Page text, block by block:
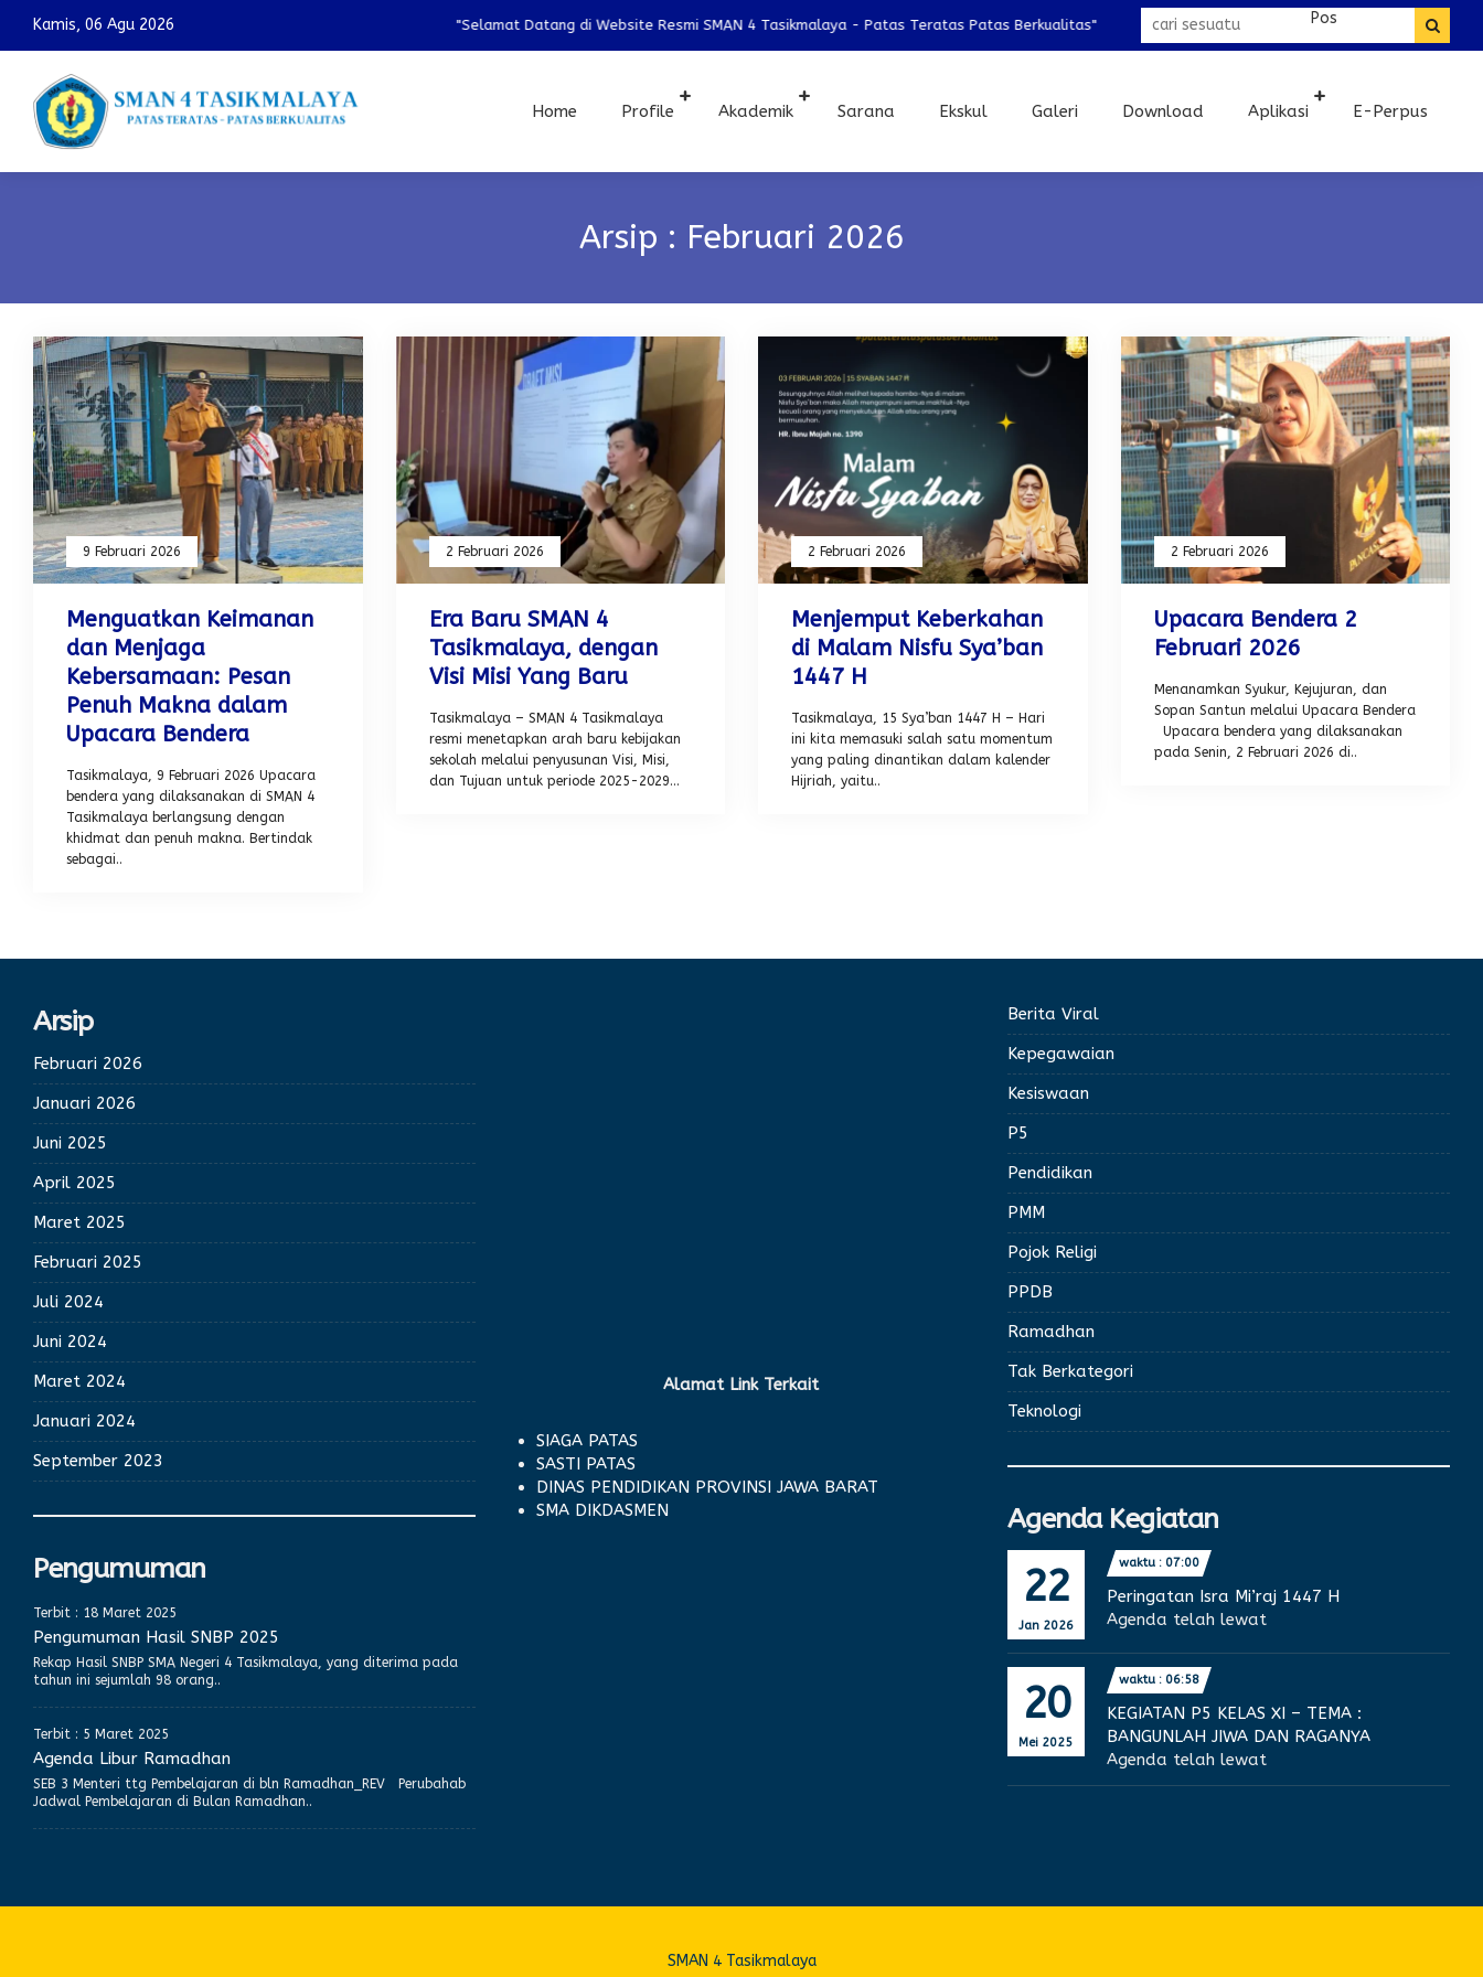
Kamis, 06 Agu 2026 "Selamat Datang di Website Resmi SMAN 4 Tasikmalaya - Patas Teratas Patas Berkualitas"
Home Profile Akademik Sarana Ekskul Galeri Download Aplikasi E-Perpus
Arsip : Februari 2026
9 Februari 2026
Menguatkan Keimanan
dan Menjaga
Kebersamaan: Pesan
Penuh Makna dalam
Upacara Bendera
Tasikmalaya, 9 Februari 2026 Upacara
bendera yang dilaksanakan di SMAN 4
Tasikmalaya berlangsung dengan
khidmat dan penuh makna. Bertindak
sebagai..
2 Februari 2026
Era Baru SMAN 4
Tasikmalaya, dengan
Visi Misi Yang Baru
Tasikmalaya – SMAN 4 Tasikmalaya
resmi menetapkan arah baru kebijakan
sekolah melalui penyusunan Visi, Misi,
dan Tujuan untuk periode 2025-2029...
2 Februari 2026
Menjemput Keberkahan
di Malam Nisfu Sya’ban
1447 H
Tasikmalaya, 15 Sya’ban 1447 H – Hari
ini kita memasuki salah satu momentum
yang paling dinantikan dalam kalender
Hijriah, yaitu..
2 Februari 2026
Upacara Bendera 2
Februari 2026
Menanamkan Syukur, Kejujuran, dan
Sopan Santun melalui Upacara Bendera
Upacara bendera yang dilaksanakan
pada Senin, 2 Februari 2026 di..
Arsip
Februari 2026
Januari 2026
Juni 2025
April 2025
Maret 2025
Februari 2025
Juli 2024
Juni 2024
Maret 2024
Januari 2024
September 2023
Pengumuman
Terbit : 18 Maret 2025
Pengumuman Hasil SNBP 2025
Rekap Hasil SNBP SMA Negeri 4 Tasikmalaya, yang diterima pada
tahun ini sejumlah 98 orang..
Terbit : 5 Maret 2025
Agenda Libur Ramadhan
SEB 3 Menteri ttg Pembelajaran di bln Ramadhan_REV Perubahab
Jadwal Pembelajaran di Bulan Ramadhan..
Alamat Link Terkait
SIAGA PATAS
SASTI PATAS
DINAS PENDIDIKAN PROVINSI JAWA BARAT
SMA DIKDASMEN
Berita Viral
Kepegawaian
Kesiswaan
P5
Pendidikan
PMM
Pojok Religi
PPDB
Ramadhan
Tak Berkategori
Teknologi
Agenda Kegiatan
22
Jan 2026
waktu : 07:00
Peringatan Isra Mi’raj 1447 H
Agenda telah lewat
20
Mei 2025
waktu : 06:58
KEGIATAN P5 KELAS XI – TEMA :
BANGUNLAH JIWA DAN RAGANYA
Agenda telah lewat
SMAN 4 Tasikmalaya